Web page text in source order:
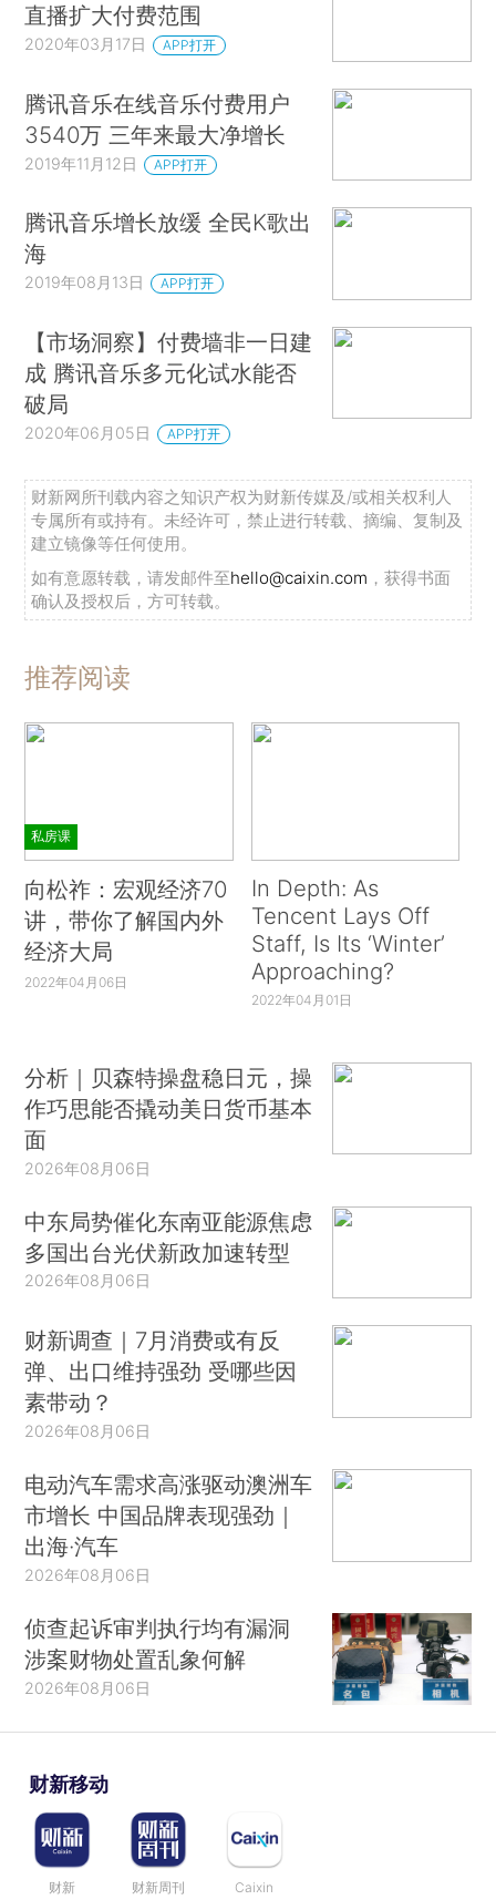
直播扩大付费范围
2020年03月17日 APP打开
腾讯音乐在线音乐付费用户
3540万 三年来最大净增长
2019年11月12日 APP打开
腾讯音乐增长放缓 全民K歌出
海
2019年08月13日 APP打开
【市场洞察】付费墙非一日建
成 腾讯音乐多元化试水能否
破局
2020年06月05日 APP打开
财新网所刊载内容之知识产权为财新传媒及/或相关权利人
专属所有或持有。未经许可，禁止进行转载、摘编、复制及
建立镜像等任何使用。
如有意愿转载，请发邮件至hello@caixin.com ，获得书面
确认及授权后，方可转载。
推荐阅读
私房课
向松祚：宏观经济70
讲，带你了解国内外
经济大局
2022年04月06日
In Depth: As
Tencent Lays Off
Staff, Is Its ‘Winter’
Approaching?
2022年04月01日
分析｜贝森特操盘稳日元，操
作巧思能否撬动美日货币基本
面
2026年08月06日
中东局势催化东南亚能源焦虑
多国出台光伏新政加速转型
2026年08月06日
财新调查｜7月消费或有反
弹、出口维持强劲 受哪些因
素带动？
2026年08月06日
电动汽车需求高涨驱动澳洲车
市增长 中国品牌表现强劲｜
出海·汽车
2026年08月06日
侦查起诉审判执行均有漏洞
涉案财物处置乱象何解
2026年08月06日
财新移动
财新 财新周刊 Caixin